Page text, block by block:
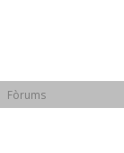
Fòrums